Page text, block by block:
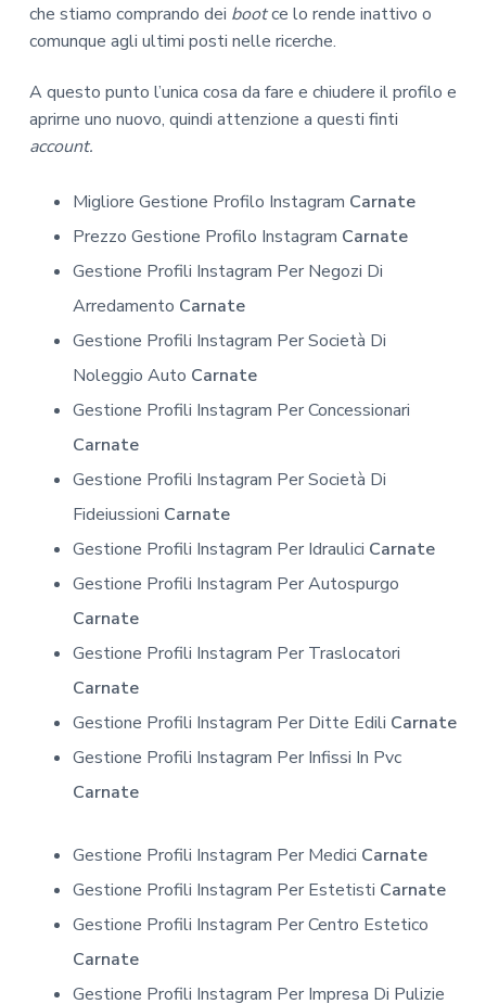
che stiamo comprando dei bootce lo rende inattivo o
comunque agli ultimi posti nelle ricerche.
A questo punto l’unica cosa da fare e chiudere il profilo e
aprirne uno nuovo, quindi attenzione a questi finti
account.
Migliore Gestione Profilo Instagram Carnate
Prezzo Gestione Profilo Instagram Carnate
Gestione Profili Instagram Per Negozi Di
Arredamento Carnate
Gestione Profili Instagram Per Società Di
Noleggio Auto Carnate
Gestione Profili Instagram Per Concessionari
Carnate
Gestione Profili Instagram Per Società Di
Fideiussioni Carnate
Gestione Profili Instagram Per Idraulici Carnate
Gestione Profili Instagram Per Autospurgo
Carnate
Gestione Profili Instagram Per Traslocatori
Carnate
Gestione Profili Instagram Per Ditte Edili Carnate
Gestione Profili Instagram Per Infissi In Pvc
Carnate
Gestione Profili Instagram Per Medici Carnate
Gestione Profili Instagram Per Estetisti Carnate
Gestione Profili Instagram Per Centro Estetico
Carnate
Gestione Profili Instagram Per Impresa Di Pulizie